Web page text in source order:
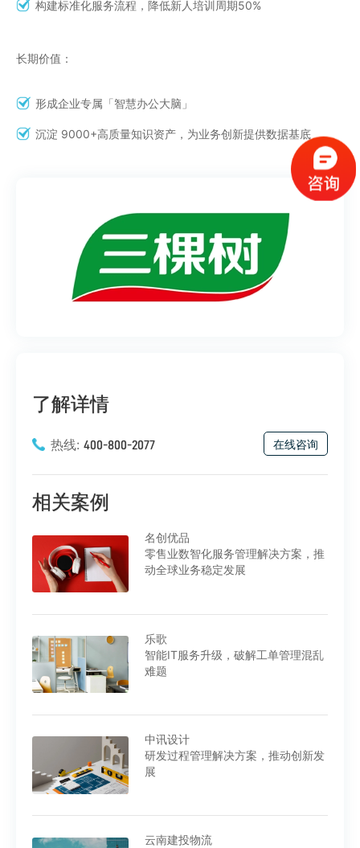
构建标准化服务流程，降低新人培训周期50%
长期价值：
形成企业专属「智慧办公大脑」
沉淀 9000+高质量知识资产，为业务创新提供数据基底
了解详情
热线: 400-800-2077 在线咨询
相关案例
名创优品
零售业数智化服务管理解决方案，推
动全球业务稳定发展
乐歌
智能IT服务升级，破解工单管理混乱
难题
中讯设计
研发过程管理解决方案，推动创新发
展
云南建投物流